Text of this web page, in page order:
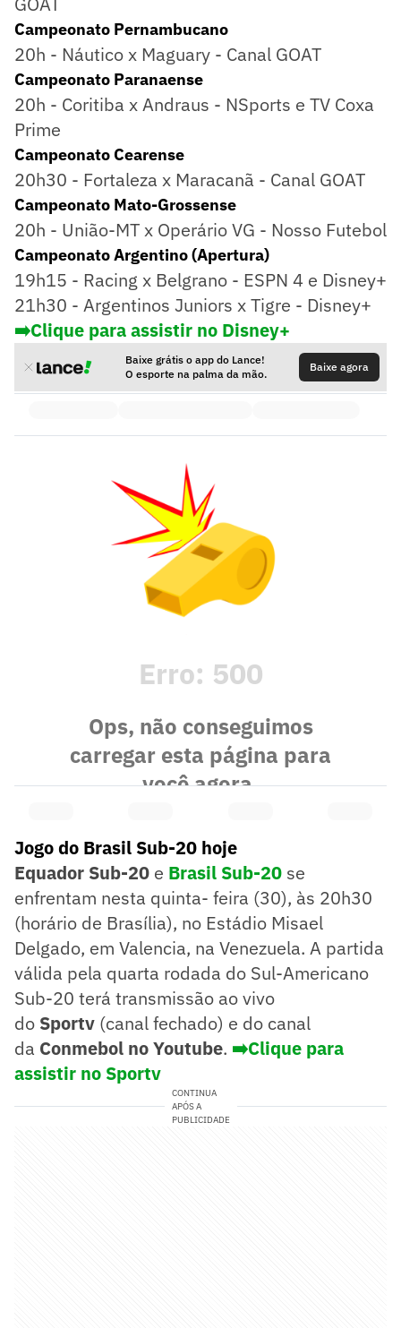
Campeonato Pernambucano
20h - Náutico x Maguary - Canal GOAT
Campeonato Paranaense
20h - Coritiba x Andraus - NSports e TV Coxa
Prime
Campeonato Cearense
20h30 - Fortaleza x Maracanã - Canal GOAT
Campeonato Mato-Grossense
20h - União-MT x Operário VG - Nosso Futebol
Campeonato Argentino (Apertura)
19h15 - Racing x Belgrano - ESPN 4 e Disney+
21h30 - Argentinos Juniors x Tigre - Disney+
➡️Clique para assistir no Disney+
Jogo do Brasil Sub-20 hoje
Equador Sub-20 e Brasil Sub-20 se
enfrentam nesta quinta- feira (30), às 20h30
(horário de Brasília), no Estádio Misael
Delgado, em Valencia, na Venezuela. A partida
válida pela quarta rodada do Sul-Americano
Sub-20 terá transmissão ao vivo
do Sportv (canal fechado) e do canal
da Conmebol no Youtube. ➡️Clique para
assistir no Sportv
CONTINUA
APÓS A
PUBLICIDADE